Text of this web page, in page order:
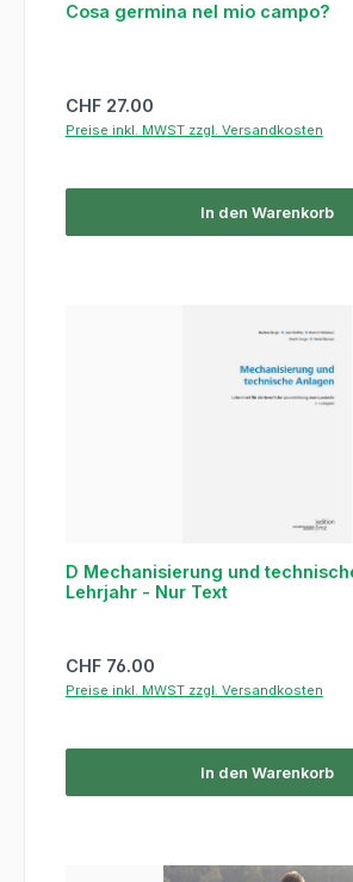
Cosa germina nel mio campo?
Regulärer Preis:
CHF 27.00
Preise inkl. MWST zzgl. Versandkosten
In den Warenkorb
D Mechanisierung und technische Anlagen, 2.
Lehrjahr - Nur Text
Regulärer Preis:
CHF 76.00
Preise inkl. MWST zzgl. Versandkosten
In den Warenkorb